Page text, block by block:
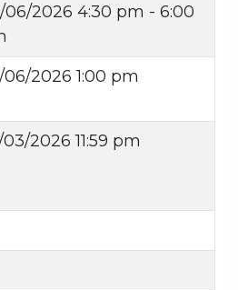
06/2026 4:30 pm - 6:00
06/2026 1:00 pm
2026 11:59 pm